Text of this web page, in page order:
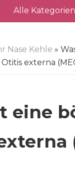
Alle Kategorien
Nase Kehle »
Otitis externa
eine